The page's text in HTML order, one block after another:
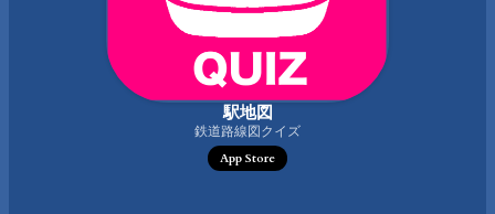
駅地図
鉄道路線図クイズ
App Store